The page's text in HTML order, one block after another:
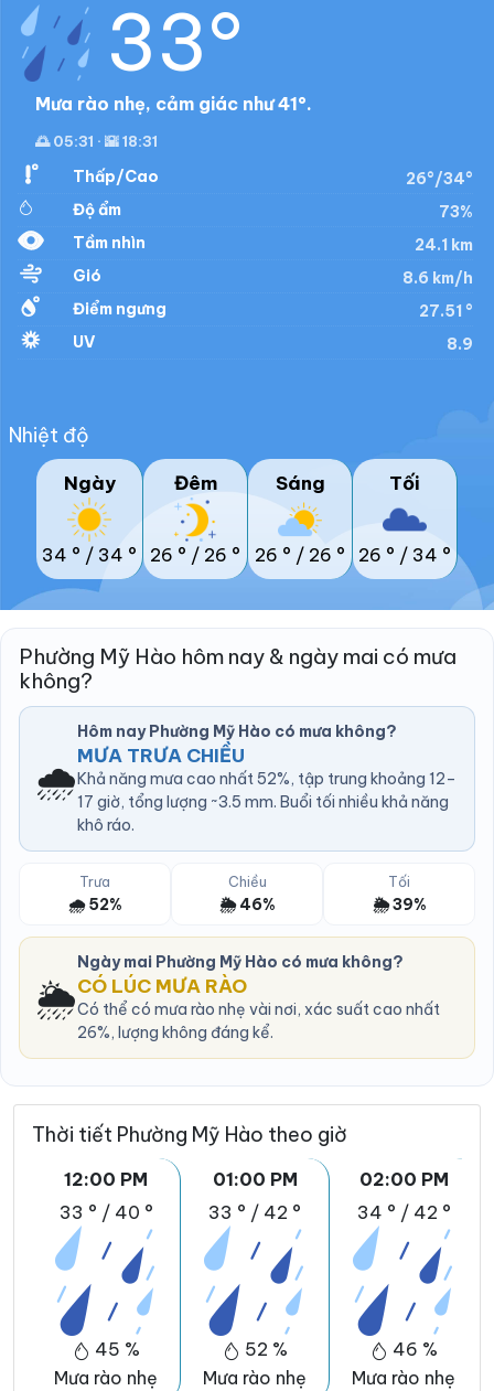
33°
Mưa rào nhẹ, cảm giác như 41°.
🌅 05:31 · 🌇 18:31
Thấp/Cao
26°/34°
Độ ẩm
73%
Tầm nhìn
24.1 km
Gió
8.6 km/h
Điểm ngưng
27.51 °
UV
8.9
Nhiệt độ
Ngày
34 ° / 34 °
Đêm
26 ° / 26 °
Sáng
26 ° / 26 °
Tối
26 ° / 34 °
Phường Mỹ Hào hôm nay & ngày mai có mưa
không?
🌧️
Hôm nay Phường Mỹ Hào có mưa không?
MƯA TRƯA CHIỀU
Khả năng mưa cao nhất 52%, tập trung khoảng 12–
17 giờ, tổng lượng ~3.5 mm. Buổi tối nhiều khả năng
khô ráo.
Trưa
🌧️ 52%
Chiều
🌦️ 46%
Tối
🌦️ 39%
🌦️
Ngày mai Phường Mỹ Hào có mưa không?
CÓ LÚC MƯA RÀO
Có thể có mưa rào nhẹ vài nơi, xác suất cao nhất
26%, lượng không đáng kể.
Thời tiết Phường Mỹ Hào theo giờ
12:00 PM
33 ° / 40 °
45 %
Mưa rào nhẹ
01:00 PM
33 ° / 42 °
52 %
Mưa rào nhẹ
02:00 PM
34 ° / 42 °
46 %
Mưa rào nhẹ